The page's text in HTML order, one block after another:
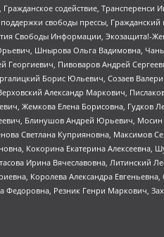
содействие, Трансперенси
свободы прессы, Гражданский
Свободы Информации, Экозащита!-
Шнырова Ольга Вадимовна,
Георгиевич, Пивоваров Андрей
Борис Юльевич, Созаев
Александр Маркович,
Жемкова Елена Борисовна, Гудков
Блинушов Андрей Юрьевич, Мосин
Светлана Куприяновна, Максимов
Кокорина Екатерина Алексеевна,
Ирина Вячеславовна, Литинский
Королева Александра
Резник Генри Маркович,